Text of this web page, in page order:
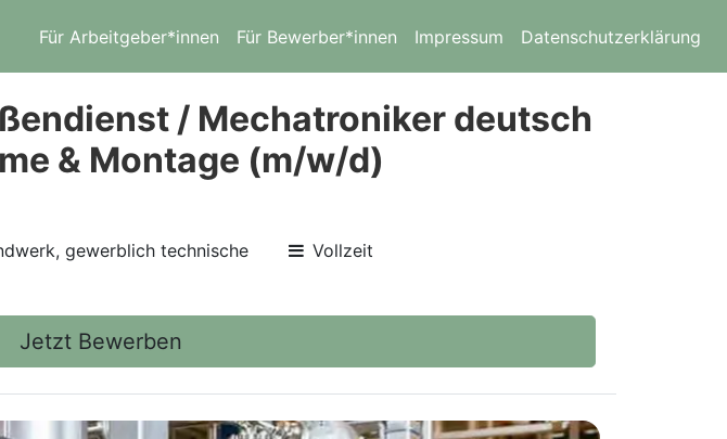
Für Arbeitgeber*innen Für Bewerber*innen Impressum Datenschutzerklärung
/ Mechatroniker deutsch
& Montage (m/w/d)
gewerblich technische
Vollzeit
Jetzt Bewerben